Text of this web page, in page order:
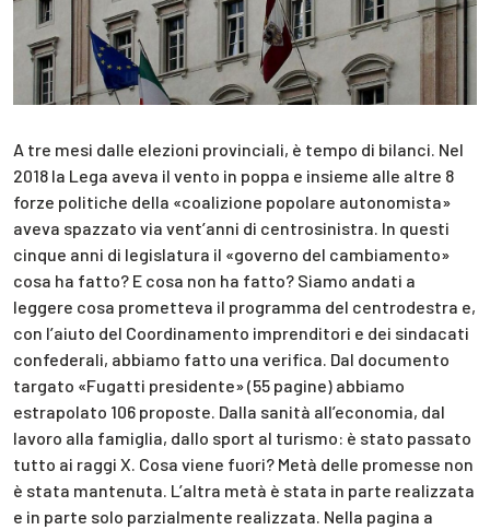
A tre mesi dalle elezioni provinciali, è tempo di bilanci. Nel
2018 la Lega aveva il vento in poppa e insieme alle altre 8
forze politiche della «coalizione popolare autonomista»
aveva spazzato via vent’anni di centrosinistra. In questi
cinque anni di legislatura il «governo del cambiamento»
cosa ha fatto? E cosa non ha fatto? Siamo andati a
leggere cosa prometteva il programma del centrodestra e,
con l’aiuto del Coordinamento imprenditori e dei sindacati
confederali, abbiamo fatto una verifica. Dal documento
targato «Fugatti presidente» (55 pagine) abbiamo
estrapolato 106 proposte. Dalla sanità all’economia, dal
lavoro alla famiglia, dallo sport al turismo: è stato passato
tutto ai raggi X. Cosa viene fuori? Metà delle promesse non
è stata mantenuta. L’altra metà è stata in parte realizzata
e in parte solo parzialmente realizzata. Nella pagina a